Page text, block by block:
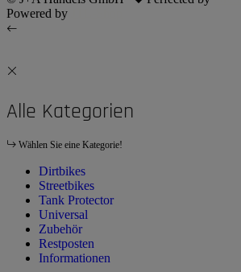
Powered by
Alle Kategorien
Wählen Sie eine Kategorie!
Dirtbikes
Streetbikes
Tank Protector
Universal
Zubehör
Restposten
Informationen